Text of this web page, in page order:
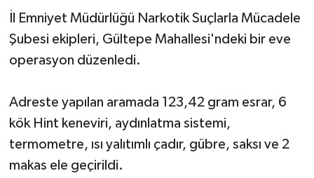
İl Emniyet Müdürlüğü Narkotik Suçlarla Mücadele
Şubesi ekipleri, Gültepe Mahallesi'ndeki bir eve
operasyon düzenledi.
Adreste yapılan aramada 123,42 gram esrar, 6
kök Hint keneviri, aydınlatma sistemi,
termometre, ısı yalıtımlı çadır, gübre, saksı ve 2
makas ele geçirildi.